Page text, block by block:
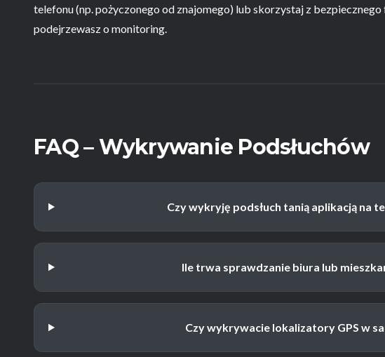
telefonu (np. pożyczonego od znajomego) lub skorzystaj z
podejrzewasz o monitoring.
FAQ – Wykrywanie Podsłuchów
Czy wykryję podsłuch tanią aplikacją na
Ile trwa sprawdzanie biura lub
Czy wykrywacie lokalizatory GPS w